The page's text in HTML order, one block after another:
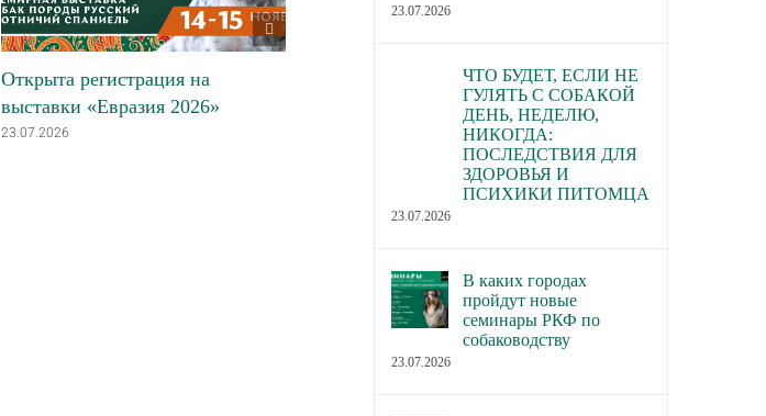
Открыта регистрация на
выставки «Евразия 2026»
23.07.2026
В каких городах пройдут новые
семинары РКФ по собаководству
В Торгово-
палате РФ
деятельности по
домашних
23.07.2026
ЧТО БУДЕТ, ЕСЛИ НЕ
ГУЛЯТЬ С СОБАКОЙ
ДЕНЬ, НЕДЕЛЮ,
НИКОГДА:
ПОСЛЕДСТВИЯ ДЛЯ
ЗДОРОВЬЯ И
ПСИХИКИ ПИТОМЦА
23.07.2026
В каких городах
пройдут новые
семинары РКФ по
собаководству
23.07.2026